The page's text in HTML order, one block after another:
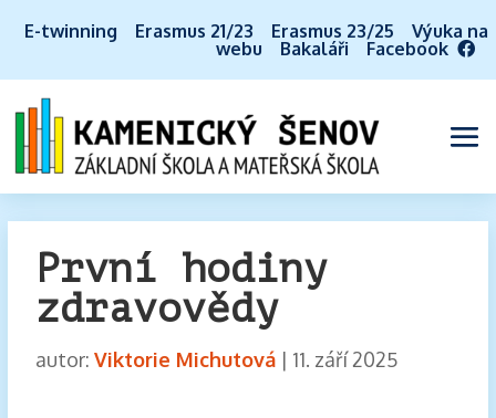
E-twinning Erasmus 21/23 Erasmus 23/25
Výuka na
webu
Bakaláři Facebook
První hodiny
zdravovědy
autor: Viktorie Michutová| 11. září 2025